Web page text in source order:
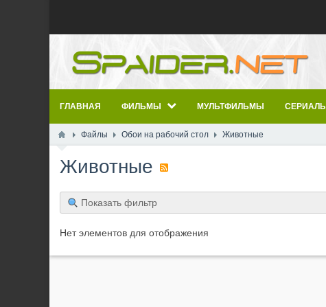
ГЛАВНАЯ ФИЛЬМЫ МУЛЬТФИЛЬМЫ СЕРИАЛЫ
Файлы Обои на рабочий стол Животные
Животные
Показать фильтр
Нет элементов для отображения